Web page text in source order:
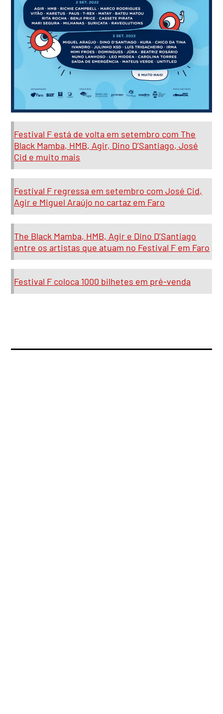
Festival F está de volta em setembro com The
Black Mamba, HMB, Agir, Dino D’Santiago, José
Cid e muito mais
Festival F regressa em setembro com José Cid,
Agir e Miguel Araújo no cartaz em Faro
The Black Mamba, HMB, Agir e Dino D’Santiago
entre os artistas que atuam no Festival F em Faro
Festival F coloca 1000 bilhetes em pré-venda